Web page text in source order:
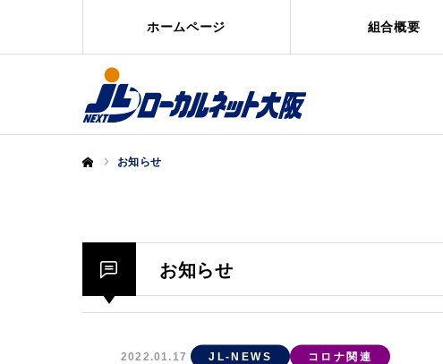
ホームページ 組合概要
お知らせ
お知らせ
2022.01.17 JL-NEWS コロナ関連